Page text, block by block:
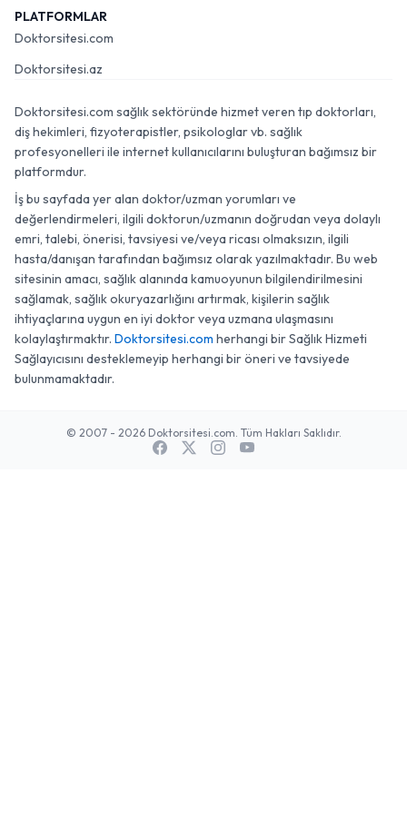
PLATFORMLAR
Doktorsitesi.com
Doktorsitesi.az
Doktorsitesi.com sağlık sektöründe hizmet veren tıp doktorları,
diş hekimleri, fizyoterapistler, psikologlar vb. sağlık
profesyonelleri ile internet kullanıcılarını buluşturan bağımsız bir
platformdur.
İş bu sayfada yer alan doktor/uzman yorumları ve
değerlendirmeleri, ilgili doktorun/uzmanın doğrudan veya dolaylı
emri, talebi, önerisi, tavsiyesi ve/veya ricası olmaksızın, ilgili
hasta/danışan tarafından bağımsız olarak yazılmaktadır. Bu web
sitesinin amacı, sağlık alanında kamuoyunun bilgilendirilmesini
sağlamak, sağlık okuryazarlığını artırmak, kişilerin sağlık
ihtiyaçlarına uygun en iyi doktor veya uzmana ulaşmasını
kolaylaştırmaktır. Doktorsitesi.com herhangi bir Sağlık Hizmeti
Sağlayıcısını desteklemeyip herhangi bir öneri ve tavsiyede
bulunmamaktadır.
© 2007 - 2026 Doktorsitesi.com. Tüm Hakları Saklıdır.